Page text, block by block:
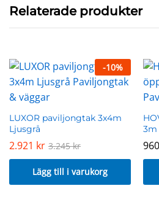
Relaterade produkter
-10%
LUXOR paviljongtak 3x4m
Ljusgrå
2.921 kr 3.245kr
Lägg till i varukorg
3m
960